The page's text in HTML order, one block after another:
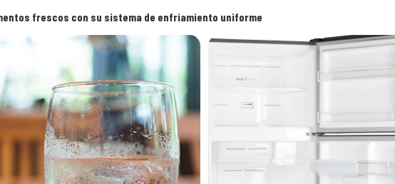
frescos con su sistema de enfriamiento uniforme